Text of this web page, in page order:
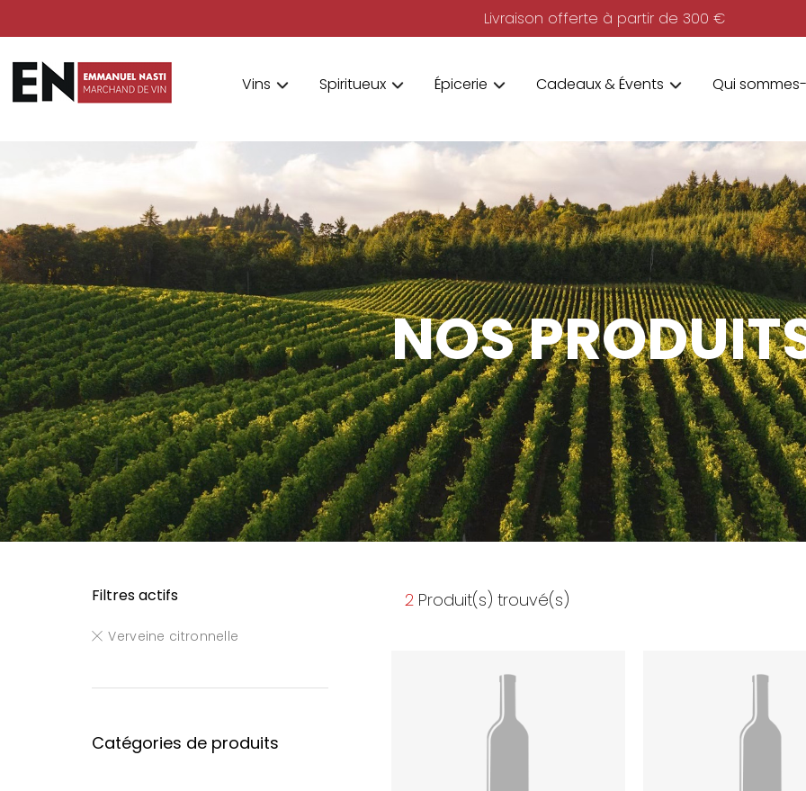
Livraison offerte à partir de 300 €
Vins Spiritueux Épicerie Cadeaux & Évents Qui
NOS
2 Produit(s) trouvé(s)
Filtres actifs
Verveine citronnelle
Catégories de produits